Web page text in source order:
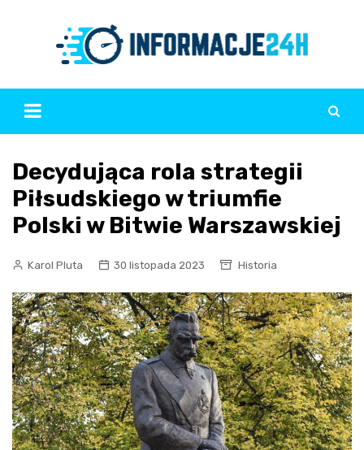
Decydująca rola strategii
Piłsudskiego w triumfie
Polski w Bitwie Warszawskiej
Karol Pluta 30 listopada 2023 Historia